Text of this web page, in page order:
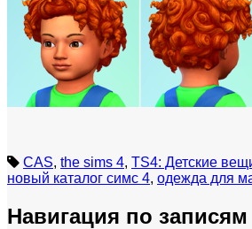
CAS, the sims 4, TS4: Детские
новый каталог симс 4, одежда для
Навигация по записям